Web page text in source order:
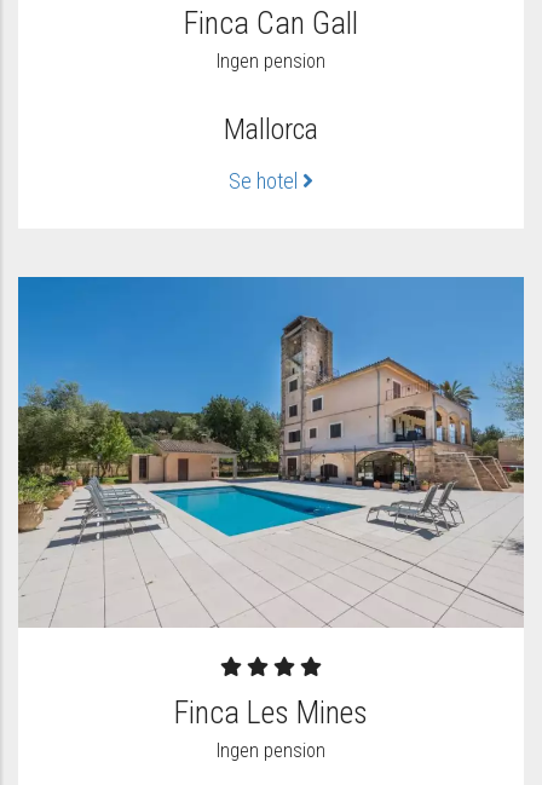
Finca Can Gall
Ingen pension
Mallorca
Se hotel
Finca Les Mines
Ingen pension